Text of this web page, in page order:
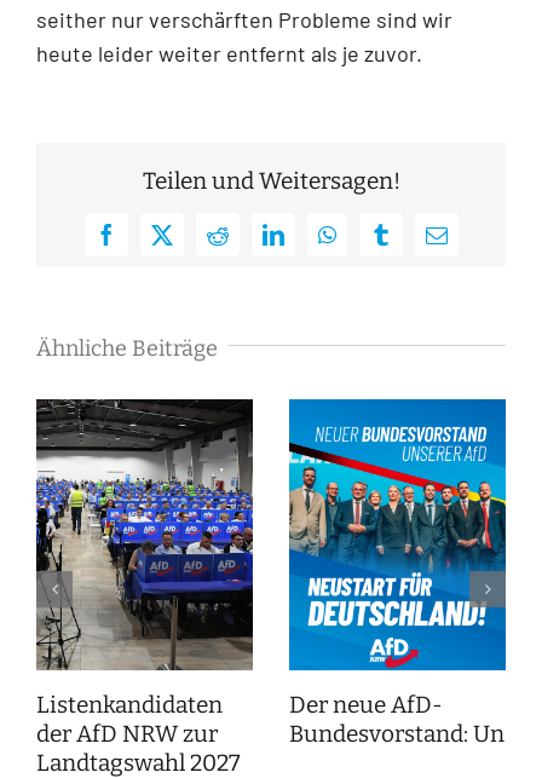
seither nur verschärften Probleme sind wir
heute leider weiter entfernt als je zuvor.
Teilen und Weitersagen!
Facebook
X RedditLinkedInWhatsAppTumblrE-
Ähnliche Beiträge
Listenkandidaten
der AfD NRW zur
Landtagswahl 2027
Der neue AfD-
Bundesvorstand: